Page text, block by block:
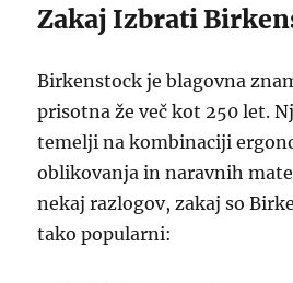
Zakaj Izbrati
Birkenstock je blagovna
prisotna že več kot 250 let.
temelji na kombinaciji
oblikovanja in naravnih
nekaj razlogov, zakaj so
tako popularni: